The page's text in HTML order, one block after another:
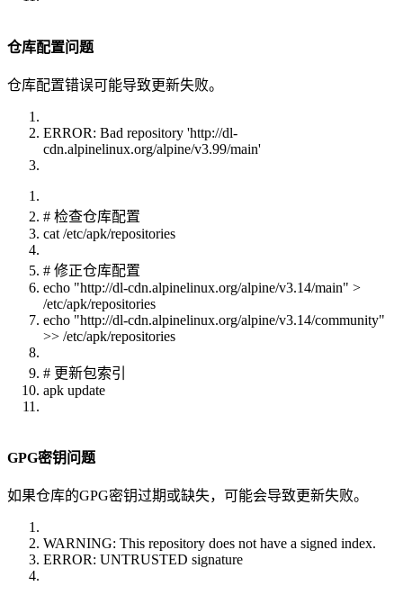
仓库配置问题
仓库配置错误可能导致更新失败。
ERROR: Bad repository 'http://dl-
cdn.alpinelinux.org/alpine/v3.99/main'
# 检查仓库配置
cat /etc/apk/repositories
# 修正仓库配置
echo "http://dl-cdn.alpinelinux.org/alpine/v3.14/main" >
/etc/apk/repositories
echo "http://dl-cdn.alpinelinux.org/alpine/v3.14/community"
>> /etc/apk/repositories
# 更新包索引
apk update
GPG密钥问题
如果仓库的GPG密钥过期或缺失，可能会导致更新失败。
WARNING: This repository does not have a signed index.
ERROR: UNTRUSTED signature